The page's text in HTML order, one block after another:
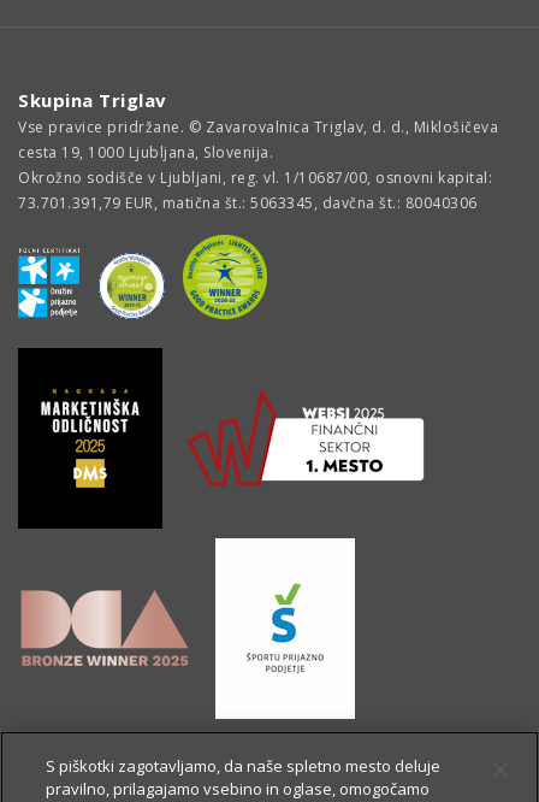
Skupina Triglav
Vse pravice pridržane. © Zavarovalnica Triglav, d. d., Miklošičeva
cesta 19, 1000 Ljubljana, Slovenija.
Okrožno sodišče v Ljubljani, reg. vl. 1/10687/00, osnovni kapital:
73.701.391,79 EUR, matična št.: 5063345, davčna št.: 80040306
S piškotki zagotavljamo, da naše spletno mesto deluje
pravilno, prilagajamo vsebino in oglase, omogočamo